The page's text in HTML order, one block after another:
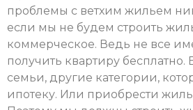
проблемы с ветхим жильем
если мы не будем строить
коммерческое. Ведь не все
получить квартиру бесплатно.
семьи, другие категории,
ипотеку. Или приобрести